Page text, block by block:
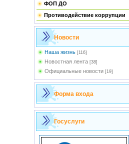
ФОП ДО
Противодействие коррупции
Новости
Наша жизнь [116]
Новостная лента [38]
Официальные новости [19]
Форма входа
Госуслуги